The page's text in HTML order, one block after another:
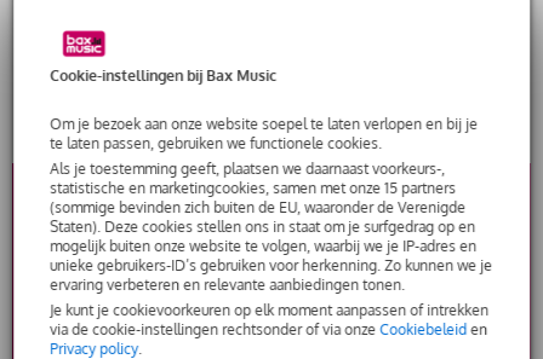
Cookie-instellingen bij Bax Music
Om je bezoek aan onze website soepel te laten verlopen en bij je
te laten passen, gebruiken we functionele cookies.
Als je toestemming geeft, plaatsen we daarnaast voorkeurs-,
statistische en marketingcookies, samen met onze 15 partners
(sommige bevinden zich buiten de EU, waaronder de Verenigde
Staten). Deze cookies stellen ons in staat om je surfgedrag op en
mogelijk buiten onze website te volgen, waarbij we je IP-adres en
unieke gebruikers-ID’s gebruiken voor herkenning. Zo kunnen we je
ervaring verbeteren en relevante aanbiedingen tonen.
Je kunt je cookievoorkeuren op elk moment aanpassen of intrekken
via de cookie-instellingen rechtsonder of via onzeCookiebeleid en
Privacy policy.
Songwriting & Compositie
Marketing & Business
BLOG UPDATE? SCHRIJF JE IN!
Vul nu je e-mailadres in en ontvang maandelijks de Bax Music Blog
Update, zodat je niets hoeft te missen.